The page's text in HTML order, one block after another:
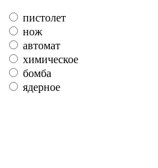
пистолет
нож
автомат
химическое
бомба
ядерное